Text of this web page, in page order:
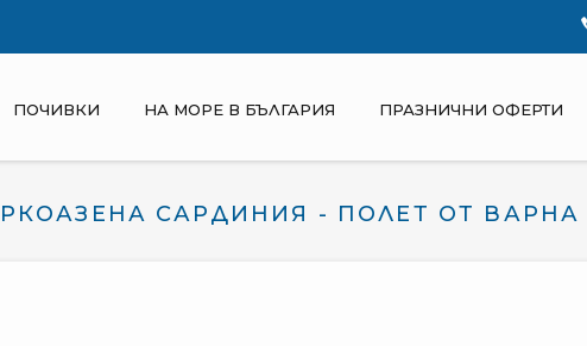
ПОЧИВКИ НА МОРЕ В БЪЛГАРИЯ ПРАЗНИЧНИ ОФЕРТИ
САРДИНИЯ - ПОЛЕТ ОТ ВАРНА